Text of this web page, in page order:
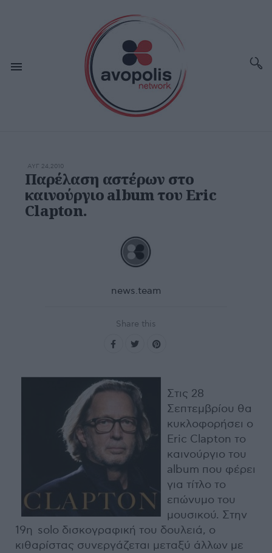
ΑΥΓ 24,2010
Παρέλαση αστέρων στο
καινούργιο album του Eric
Clapton.
news.team
Share this
Στις 28
Σεπτεμβρίου θα
κυκλοφορήσει ο
Eric Clapton το
καινούργιο του
album που φέρει
για τίτλο το
επώνυμο του
μουσικού. Στην
19η solo δισκογραφική του δουλειά, ο
κιθαρίστας συνεργάζεται μεταξύ άλλων με